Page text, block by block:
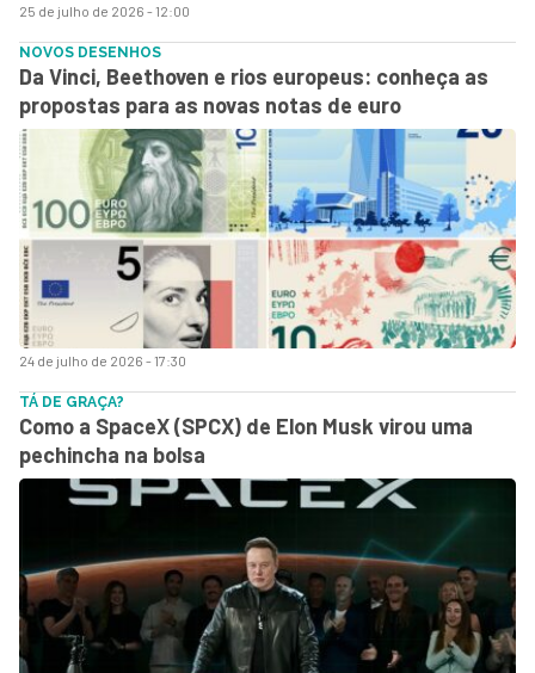
25 de julho de 2026 - 12:00
24 de julho de 2026 - 17:30
NOVOS DESENHOS
Da Vinci, Beethoven e rios europeus: conheça as
propostas para as novas notas de euro
TÁ DE GRAÇA?
Como a SpaceX (SPCX) de Elon Musk virou uma
pechincha na bolsa